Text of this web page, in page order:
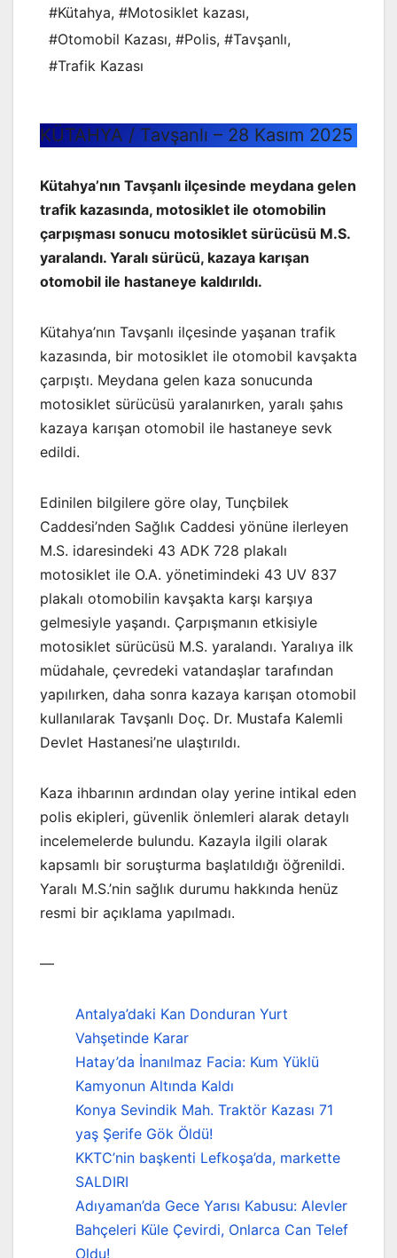
#Kütahya, #Motosiklet kazası,
#Otomobil Kazası, #Polis, #Tavşanlı,
#Trafik Kazası
KÜTAHYA / Tavşanlı – 28 Kasım 2025
Kütahya’nın Tavşanlı ilçesinde meydana gelen
trafik kazasında, motosiklet ile otomobilin
çarpışması sonucu motosiklet sürücüsü M.S.
yaralandı. Yaralı sürücü, kazaya karışan
otomobil ile hastaneye kaldırıldı.
Kütahya’nın Tavşanlı ilçesinde yaşanan trafik
kazasında, bir motosiklet ile otomobil kavşakta
çarpıştı. Meydana gelen kaza sonucunda
motosiklet sürücüsü yaralanırken, yaralı şahıs
kazaya karışan otomobil ile hastaneye sevk
edildi.
Edinilen bilgilere göre olay, Tunçbilek
Caddesi’nden Sağlık Caddesi yönüne ilerleyen
M.S. idaresindeki 43 ADK 728 plakalı
motosiklet ile O.A. yönetimindeki 43 UV 837
plakalı otomobilin kavşakta karşı karşıya
gelmesiyle yaşandı. Çarpışmanın etkisiyle
motosiklet sürücüsü M.S. yaralandı. Yaralıya ilk
müdahale, çevredeki vatandaşlar tarafından
yapılırken, daha sonra kazaya karışan otomobil
kullanılarak Tavşanlı Doç. Dr. Mustafa Kalemli
Devlet Hastanesi’ne ulaştırıldı.
Kaza ihbarının ardından olay yerine intikal eden
polis ekipleri, güvenlik önlemleri alarak detaylı
incelemelerde bulundu. Kazayla ilgili olarak
kapsamlı bir soruşturma başlatıldığı öğrenildi.
Yaralı M.S.’nin sağlık durumu hakkında henüz
resmi bir açıklama yapılmadı.
—
Antalya’daki Kan Donduran Yurt
Vahşetinde Karar
Hatay’da İnanılmaz Facia: Kum Yüklü
Kamyonun Altında Kaldı
Konya Sevindik Mah. Traktör Kazası 71
yaş Şerife Gök Öldü!
KKTC’nin başkenti Lefkoşa’da, markette
SALDIRI
Adıyaman’da Gece Yarısı Kabusu: Alevler
Bahçeleri Küle Çevirdi, Onlarca Can Telef
Oldu!